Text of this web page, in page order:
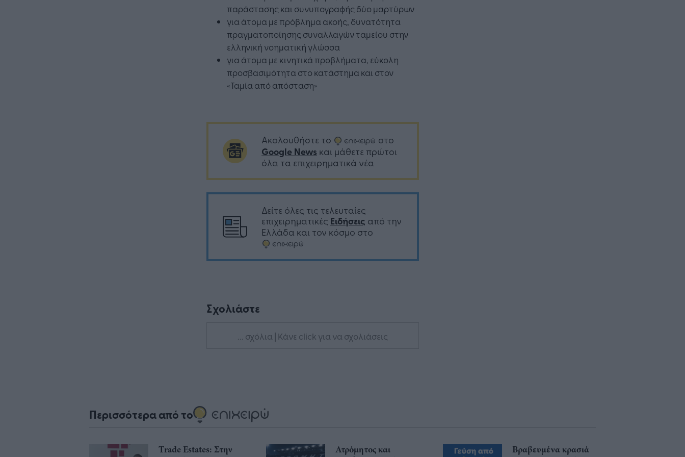
παράστασης και συνυπογραφής δύο μαρτύρων
για άτομα με πρόβλημα ακοής, δυνατότητα
πραγματοποίησης συναλλαγών ταμείου στην
ελληνική νοηματική γλώσσα
για άτομα με κινητικά προβλήματα, εύκολη
προσβασιμότητα στο κατάστημα και στον
«Ταμία από απόσταση»
Ακολουθήστε το στο
Google News και μάθετε πρώτοι
όλα τα επιχειρηματικά νέα
Δείτε όλες τις τελευταίες
επιχειρηματικές Ειδήσεις από την
Ελλάδα και τον κόσμο στο
Σχολιάστε
... σχόλια | Κάνε click για να σχολιάσεις
Περισσότερα από το
Trade Estates: Στην
Ατρόμητος και
Βραβευμένα κρασιά